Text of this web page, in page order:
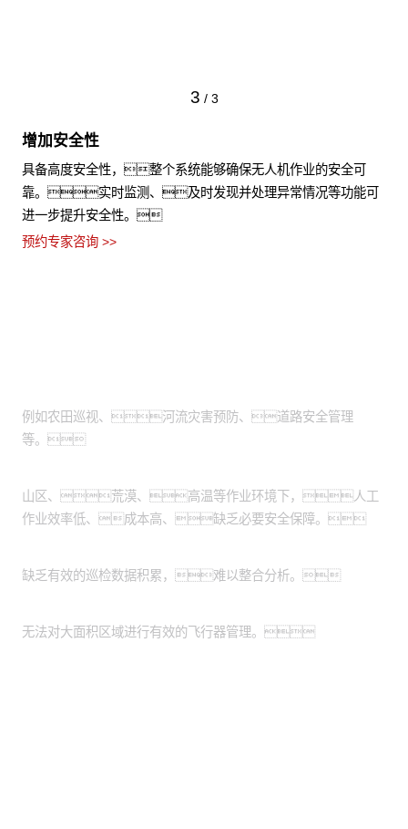
3 / 3
增加安全性
具备高度安全性，整个系统能够确保无人机作业的安全可
靠。实时监测、及时发现并处理异常情况等功能可
进一步提升安全性。
预约专家咨询 >>
例如农田巡视、河流灾害预防、道路安全管理
等。
山区、荒漠、高温等作业环境下，人工
作业效率低、成本高、缺乏必要安全保障。
缺乏有效的巡检数据积累，难以整合分析。
无法对大面积区域进行有效的飞行器管理。